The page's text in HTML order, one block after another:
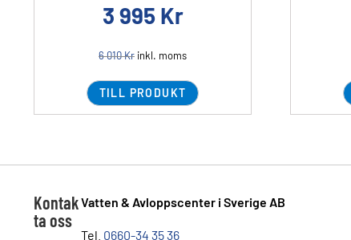
3 995 Kr
6 010Kr inkl. moms
TILL PRODUKT
Kontak
ta oss
Vatten & Avloppscenter i Sverige AB
Tel. 0660-34 35 36